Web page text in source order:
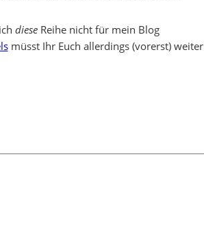
dieseReihe nicht für mein Blog
müsst Ihr Euch allerdings (vorerst) weiter